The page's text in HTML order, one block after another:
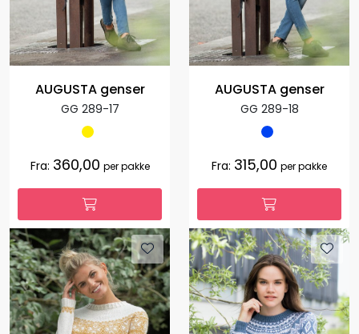
AUGUSTA genser
GG 289-17
Fra: 360,00 per pakke
AUGUSTA genser
GG 289-18
Fra: 315,00 per pakke